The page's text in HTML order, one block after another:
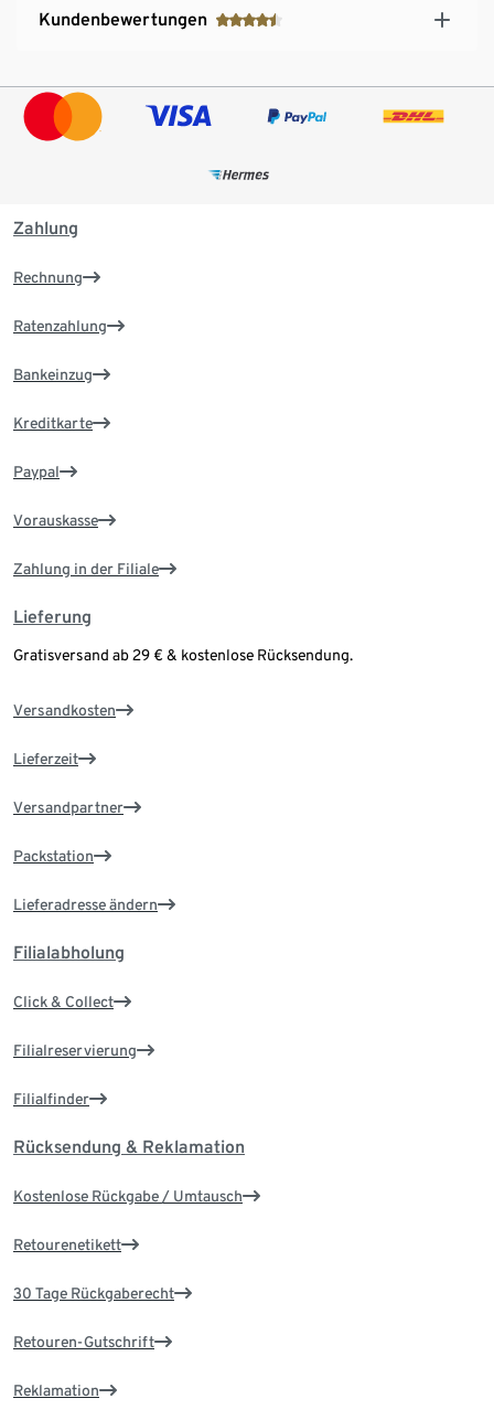
Kundenbewertungen
Zahlung
Rechnung
Ratenzahlung
Bankeinzug
Kreditkarte
Paypal
Vorauskasse
Zahlung in der Filiale
Lieferung
Gratisversand ab 29 € & kostenlose Rücksendung.
Versandkosten
Lieferzeit
Versandpartner
Packstation
Lieferadresse ändern
Filialabholung
Click & Collect
Filialreservierung
Filialfinder
Rücksendung & Reklamation
Kostenlose Rückgabe / Umtausch
Retourenetikett
30 Tage Rückgaberecht
Retouren-Gutschrift
Reklamation